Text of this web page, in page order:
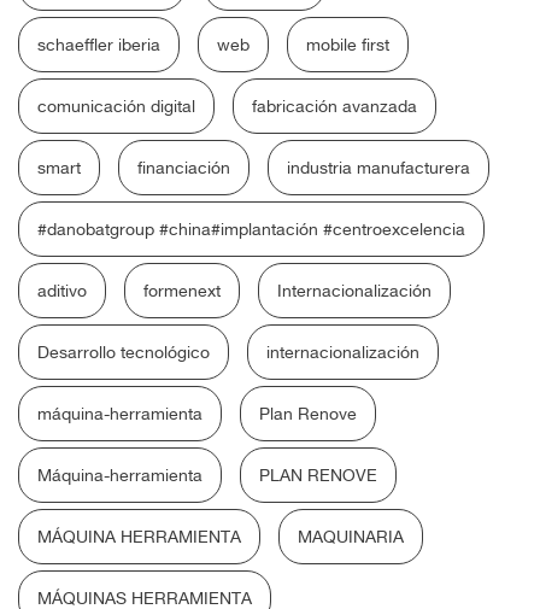
schaeffler iberia web mobile first
comunicación digital fabricación avanzada
smart financiación industria manufacturera
#danobatgroup #china#implantación #centroexcelencia
aditivo formenext Internacionalización
Desarrollo tecnológico internacionalización
máquina-herramienta Plan Renove
Máquina-herramienta PLAN RENOVE
MÁQUINA HERRAMIENTA MAQUINARIA
MÁQUINAS HERRAMIENTA